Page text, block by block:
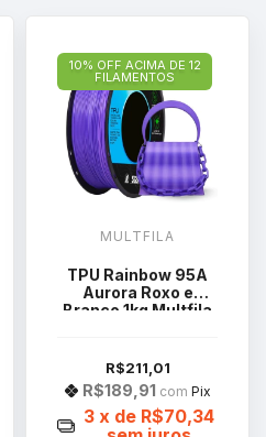
10% OFF ACIMA DE 12
FILAMENTOS
MULTFILA
TPU Rainbow 95A
Aurora Roxo e
Branco 1kg Multfila
R$211,01
R$189,91 com Pix
3 x de R$70,34